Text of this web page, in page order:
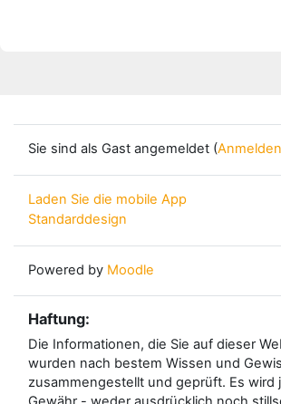
Sie sind als Gast angemeldet (Anmelden
Laden Sie die mobile App
Standarddesign
Powered by Moodle
Haftung:
Die Informationen, die Sie auf dieser
wurden nach bestem Wissen und
zusammengestellt und geprüft. Es wird